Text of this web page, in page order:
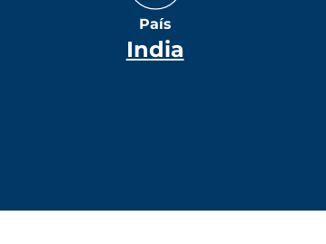
País
India